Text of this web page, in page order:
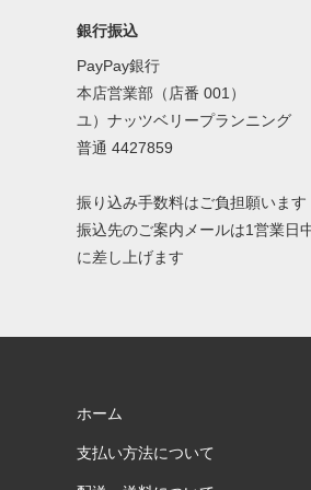
銀行振込
PayPay銀行
本店営業部（店番 001）
ユ）ナッツベリープランニング
普通 4427859
振り込み手数料はご負担願います
振込先のご案内メールは1営業日
に差し上げます
ホーム
支払い方法について